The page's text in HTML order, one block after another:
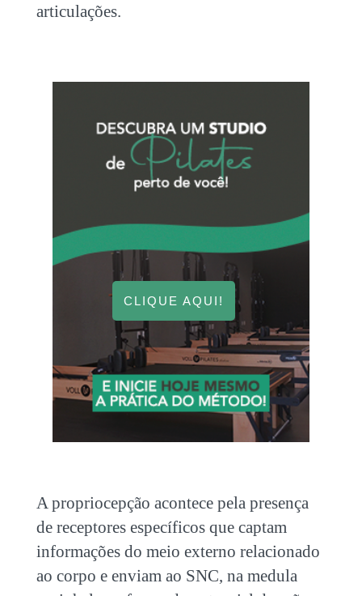
articulações.
CLIQUE AQUI!
A propriocepção acontece pela presença
de receptores específicos que captam
informações do meio externo relacionado
ao corpo e enviam ao SNC, na medula